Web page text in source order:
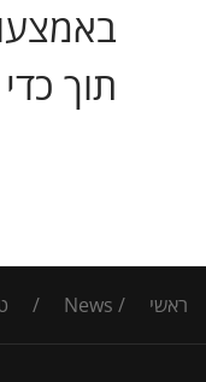
תוך
ראשי /
News
/